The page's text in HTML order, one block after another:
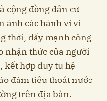
cộng đồng dân cư
ánh các hành vi vi
thời, đẩy mạnh công
nhận thức của người
kết hợp duy tu hệ
đảm tiêu thoát nước
trên địa bàn.